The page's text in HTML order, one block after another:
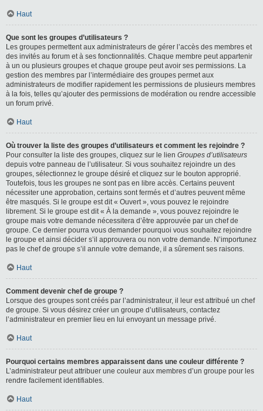
Haut
Que sont les groupes d’utilisateurs ?
Les groupes permettent aux administrateurs de gérer l’accès des membres et
des invités au forum et à ses fonctionnalités. Chaque membre peut appartenir
à un ou plusieurs groupes et chaque groupe peut avoir ses permissions. La
gestion des membres par l’intermédiaire des groupes permet aux
administrateurs de modifier rapidement les permissions de plusieurs membres
à la fois, telles qu’ajouter des permissions de modération ou rendre accessible
un forum privé.
Haut
Où trouver la liste des groupes d’utilisateurs et comment les rejoindre ?
Pour consulter la liste des groupes, cliquez sur le lien Groupes d’utilisateurs
depuis votre panneau de l’utilisateur. Si vous souhaitez rejoindre un des
groupes, sélectionnez le groupe désiré et cliquez sur le bouton approprié.
Toutefois, tous les groupes ne sont pas en libre accès. Certains peuvent
nécessiter une approbation, certains sont fermés et d’autres peuvent même
être masqués. Si le groupe est dit « Ouvert », vous pouvez le rejoindre
librement. Si le groupe est dit « À la demande », vous pouvez rejoindre le
groupe mais votre demande nécessitera d’être approuvée par un chef de
groupe. Ce dernier pourra vous demander pourquoi vous souhaitez rejoindre
le groupe et ainsi décider s’il approuvera ou non votre demande. N’importunez
pas le chef de groupe s’il annule votre demande, il a sûrement ses raisons.
Haut
Comment devenir chef de groupe ?
Lorsque des groupes sont créés par l’administrateur, il leur est attribué un chef
de groupe. Si vous désirez créer un groupe d’utilisateurs, contactez
l’administrateur en premier lieu en lui envoyant un message privé.
Haut
Pourquoi certains membres apparaissent dans une couleur différente ?
L’administrateur peut attribuer une couleur aux membres d’un groupe pour les
rendre facilement identifiables.
Haut